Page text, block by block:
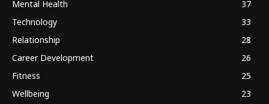
Mental Health
37
Technology
33
Relationship
28
Career Development
26
Fitness
25
Wellbeing
23